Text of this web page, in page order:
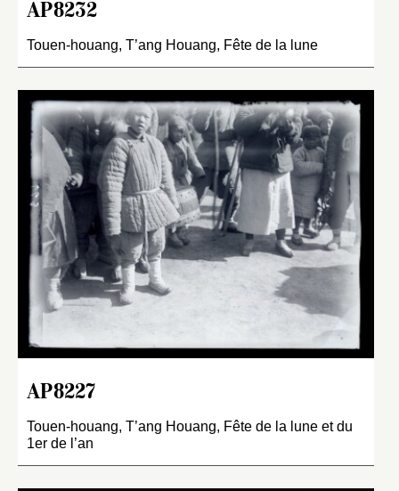
AP8232
Touen-houang, T’ang Houang, Fête de la lune
AP8227
Touen-houang, T’ang Houang, Fête de la lune et du
1er de l’an